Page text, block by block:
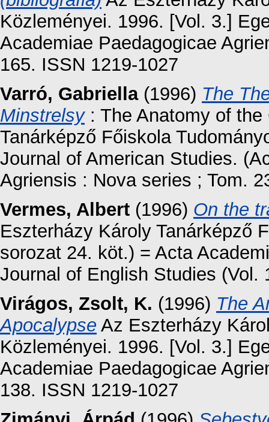
Közleményei. 1996. [Vol. 3.]
Academiae Paedagogicae
165. ISSN 1219-1027
Varró, Gabriella(1996) The
Minstrelsy: The Anatomy of the
Tanárképző Főiskola
Journal of American Studies.
Agriensis : Nova series ; Tom.
Vermes, Albert (1996) On the
Eszterházy Károly Tanárképző
sorozat 24. köt.) = Acta
Journal of English Studies (Vol.
Virágos, Zsolt, K. (1996) The
Apocalypse Az Eszterházy
Közleményei. 1996. [Vol. 3.]
Academiae Paedagogicae
138. ISSN 1219-1027